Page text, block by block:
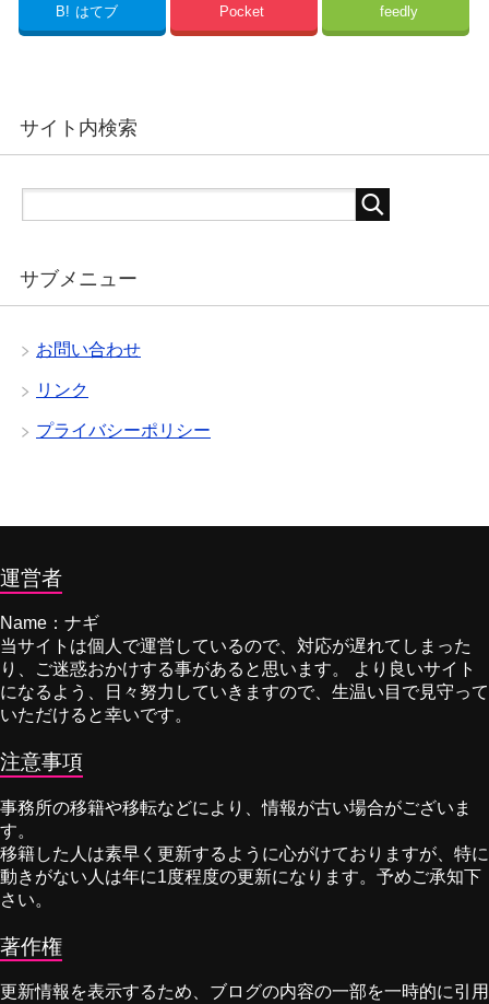
B! はてブ Pocket feedly
サイト内検索
サブメニュー
お問い合わせ
リンク
プライバシーポリシー
運営者
Name：ナギ
当サイトは個人で運営しているので、対応が遅れてしまった
り、ご迷惑おかけする事があると思います。 より良いサイト
になるよう、日々努力していきますので、生温い目で見守って
いただけると幸いです。
注意事項
事務所の移籍や移転などにより、情報が古い場合がございま
す。
移籍した人は素早く更新するように心がけておりますが、特に
動きがない人は年に1度程度の更新になります。予めご承知下
さい。
著作権
更新情報を表示するため、ブログの内容の一部を一時的に引用